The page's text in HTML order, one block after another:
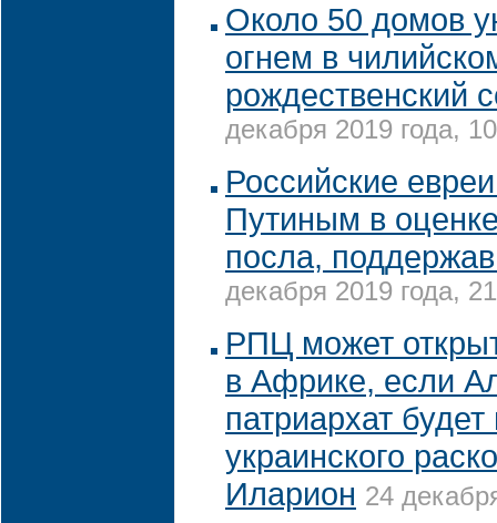
Около 50 домов
огнем в
рождественский
декабря 2019 года,
Российские
Путиным в
посла,
декабря 2019 года,
РПЦ может
в Африке, если
патриархат
украинского
Иларион 24